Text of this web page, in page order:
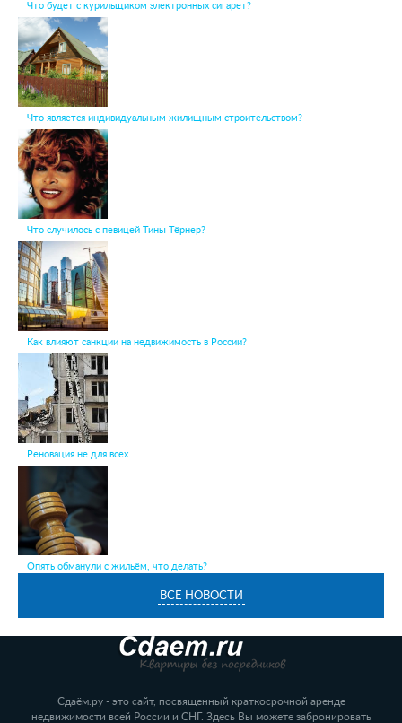
Что будет с курильщиком электронных сигарет?
Что является индивидуальным жилищным строительством?
Что случилось с певицей Тины Тёрнер?
Как влияют санкции на недвижимость в России?
Реновация не для всех.
Опять обманули с жильём, что делать?
ВСЕ НОВОСТИ
Сдаём.ру - это сайт, посвященный краткосрочной аренде
недвижимости всей России и СНГ. Здесь Вы можете забронировать